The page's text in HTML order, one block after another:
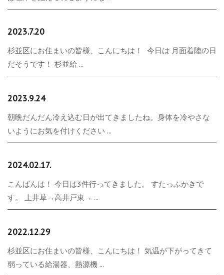
2023.7.20
杉並区にお住まいの皆様、こんにちは！ 今日は 月面着陸の日
だそうです！ 杉並給 ...
2023.9.24
朝晩だんだん冷え込む日が出てきましたね。身体を冷やさな
いようにお気を付けください ...
2024.02.17.
こんばんは！ 今日は3件行ってきました。 すたっふかきで
す。 上井草→高井戸東→ ...
2022.12.29
杉並区にお住まいの皆様、こんにちは！ 気温が下がってきて
弱っている給湯器、熱源機 ...